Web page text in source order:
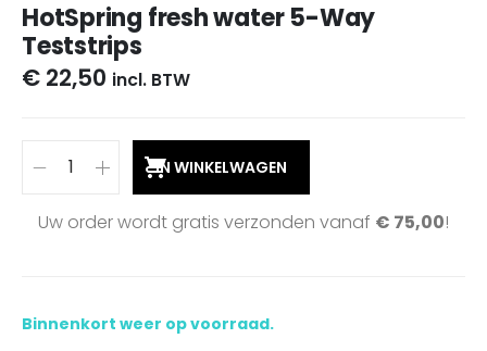
HotSpring fresh water 5-Way
Teststrips
€ 22,50 incl. BTW
IN WINKELWAGEN
Uw order wordt gratis verzonden vanaf € 75,00!
Binnenkort weer op voorraad.